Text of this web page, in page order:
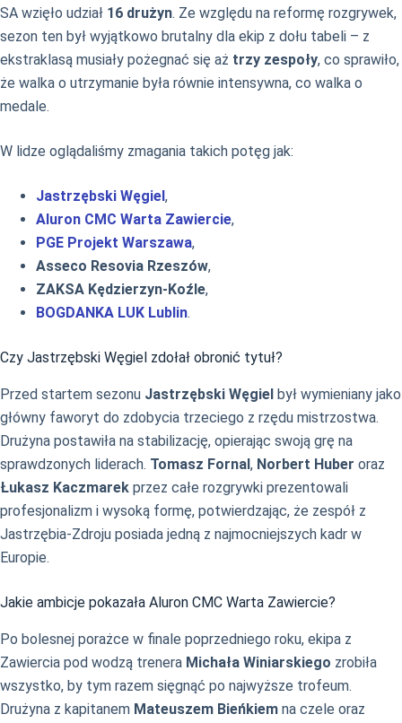
SA wzięło udział 16 drużyn. Ze względu na reformę rozgrywek,
sezon ten był wyjątkowo brutalny dla ekip z dołu tabeli – z
ekstraklasą musiały pożegnać się aż trzy zespoły, co sprawiło,
że walka o utrzymanie była równie intensywna, co walka o
medale.
W lidze oglądaliśmy zmagania takich potęg jak:
Jastrzębski Węgiel ,
Aluron CMC Warta Zawiercie,
PGE Projekt Warszawa,
Asseco Resovia Rzeszów,
ZAKSA Kędzierzyn-Koźle,
BOGDANKA LUK Lublin.
Czy Jastrzębski Węgiel zdołał obronić tytuł?
Przed startem sezonu Jastrzębski Węgiel był wymieniany jako
główny faworyt do zdobycia trzeciego z rzędu mistrzostwa.
Drużyna postawiła na stabilizację, opierając swoją grę na
sprawdzonych liderach. Tomasz Fornal , Norbert Huber oraz
Łukasz Kaczmarek przez całe rozgrywki prezentowali
profesjonalizm i wysoką formę, potwierdzając, że zespół z
Jastrzębia-Zdroju posiada jedną z najmocniejszych kadr w
Europie.
Jakie ambicje pokazała Aluron CMC Warta Zawiercie?
Po bolesnej porażce w finale poprzedniego roku, ekipa z
Zawiercia pod wodzą trenera Michała Winiarskiego zrobiła
wszystko, by tym razem sięgnąć po najwyższe trofeum.
Drużyna z kapitanem Mateuszem Bieńkiem na czele oraz